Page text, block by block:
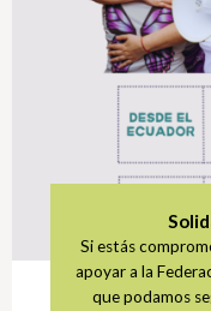
Si estás
apoyar a la
que podamos